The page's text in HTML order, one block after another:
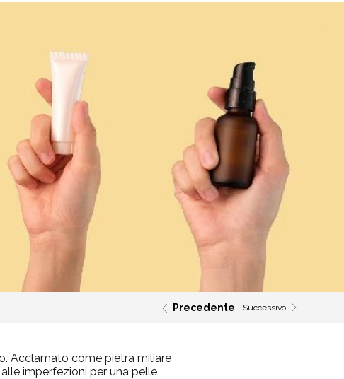
Precedente Successivo
Acclamato come pietra miliare
imperfezioni per una pelle